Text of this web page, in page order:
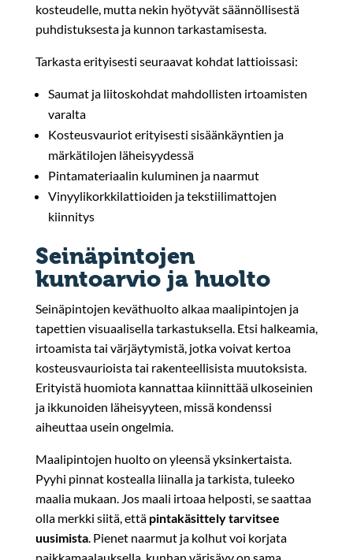
kosteudelle, mutta nekin hyötyvät säännöllisestä
puhdistuksesta ja kunnon tarkastamisesta.
Tarkasta erityisesti seuraavat kohdat lattioissasi:
Saumat ja liitoskohdat mahdollisten irtoamisten
varalta
Kosteusvauriot erityisesti sisäänkäyntien ja
märkätilojen läheisyydessä
Pintamateriaalin kuluminen ja naarmut
Vinyylikorkkilattioiden ja tekstiilimattojen
kiinnitys
Seinäpintojen
kuntoarvio ja huolto
Seinäpintojen keväthuolto alkaa maalipintojen ja
tapettien visuaalisella tarkastuksella. Etsi halkeamia,
irtoamista tai värjäytymistä, jotka voivat kertoa
kosteusvaurioista tai rakenteellisista muutoksista.
Erityistä huomiota kannattaa kiinnittää ulkoseinien
ja ikkunoiden läheisyyteen, missä kondenssi
aiheuttaa usein ongelmia.
Maalipintojen huolto on yleensä yksinkertaista.
Pyyhi pinnat kostealla liinalla ja tarkista, tuleeko
maalia mukaan. Jos maali irtoaa helposti, se saattaa
olla merkki siitä, että pintakäsittely tarvitsee
uusimista. Pienet naarmut ja kolhut voi korjata